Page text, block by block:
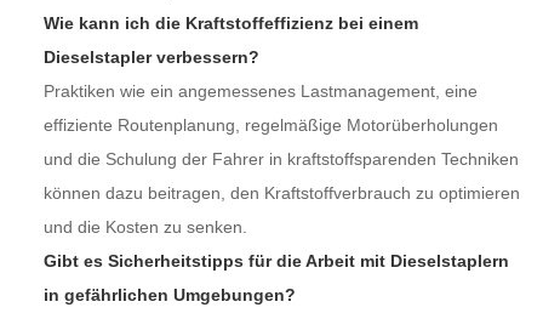
Wie kann ich die Kraftstoffeffizienz bei einem
Dieselstapler verbessern?
Praktiken wie ein angemessenes Lastmanagement, eine
effiziente Routenplanung, regelmäßige Motorüberholungen
und die Schulung der Fahrer in kraftstoffsparenden Techniken
können dazu beitragen, den Kraftstoffverbrauch zu optimieren
und die Kosten zu senken.
Gibt es Sicherheitstipps für die Arbeit mit Dieselstaplern
in gefährlichen Umgebungen?